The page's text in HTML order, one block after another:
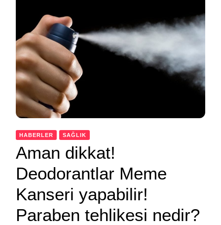
HABERLER SAĞLIK
Aman dikkat!
Deodorantlar Meme
Kanseri yapabilir!
Paraben tehlikesi nedir?